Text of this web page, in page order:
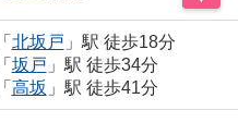
「 北坂戸 」駅 徒歩18分
「 坂戸 」駅 徒歩34分
「 高坂 」駅 徒歩41分